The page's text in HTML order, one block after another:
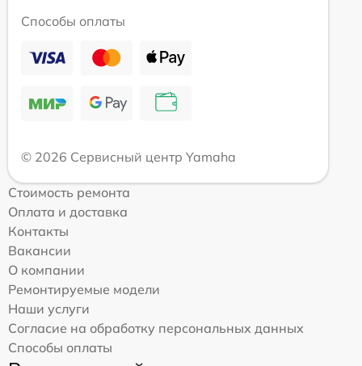
Способы оплаты
© 2026 Сервисный центр Yamaha
Стоимость ремонта
Оплата и доставка
Контакты
Вакансии
О компании
Ремонтируемые модели
Наши услуги
Согласие на обработку персональных данных
Способы оплаты